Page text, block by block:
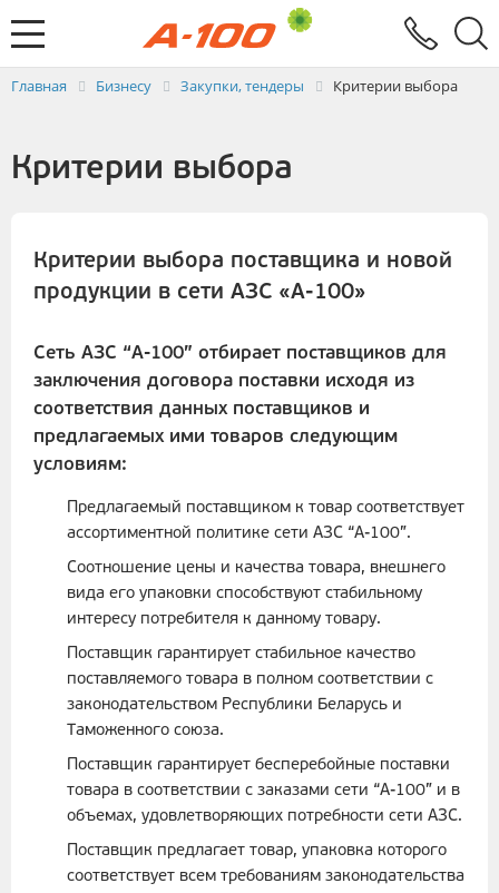
Услуги
Электронный документооборот
Заявка на выставление ЭСЧФ
Главная Бизнесу Закупки, тендеры Критерии выбора
Критерии выбора
Критерии выбора поставщика и новой
продукции в сети АЗС «А-100»
Сеть АЗС “А-100” отбирает поставщиков для
заключения договора поставки исходя из
соответствия данных поставщиков и
предлагаемых ими товаров следующим
условиям:
Предлагаемый поставщиком к товар соответствует
ассортиментной политике сети АЗС “А-100”.
Соотношение цены и качества товара, внешнего
вида его упаковки способствуют стабильному
интересу потребителя к данному товару.
Поставщик гарантирует стабильное качество
поставляемого товара в полном соответствии с
законодательством Республики Беларусь и
Таможенного союза.
Поставщик гарантирует бесперебойные поставки
товара в соответствии с заказами сети “А-100” и в
объемах, удовлетворяющих потребности сети АЗС.
Поставщик предлагает товар, упаковка которого
соответствует всем требованиям законодательства